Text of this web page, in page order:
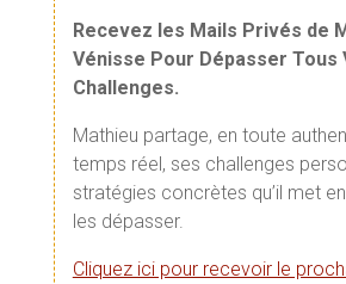
Recevez les Mails Privés de
Vénisse Pour Dépasser Tous
Challenges.
Mathieu partage, en toute
temps réel, ses challenges
stratégies concrètes qu’il met
les dépasser.
Cliquez ici pour recevoir le